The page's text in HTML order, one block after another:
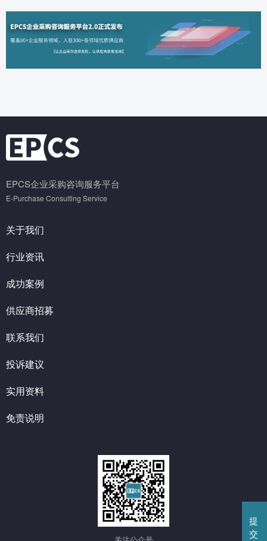
提
交
EPCS企业采购咨询服务平台
E-Purchase Consulting Service
关于我们
行业资讯
成功案例
供应商招募
联系我们
投诉建议
实用资料
免责说明